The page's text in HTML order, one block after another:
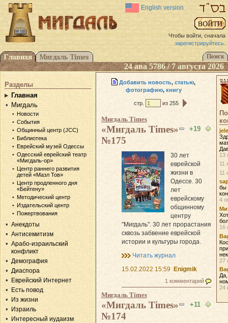
English version
Чтобы войти, сначала
зарегистрируйтесь.
24 ава 5786 / 7 августа 2026
Разделы
Главная
Мигдаль
Новости
События
Общинный центр (JCC)
Библиотека
Еврейский музей Одессы
Одесский еврейский театр
«Мигдаль-ор»
Центр раннего развития
детей «Мазл Тов»
Центр продленного дня
«Бейтену»
Методический центр
Издательский центр
Пожертвования
Анекдоты
Антисемитизм
Арабо-израильский
конфликт
Демография
Диаспора
Еврейский Интернет
Есть повод
Из жизни
Израиль
Интересный иудаизм
Добавить новость,статью,
фотографию, книгу
стр. из 255
Мигдаль Times
+19
«Мигдаль Times»
№175
30 лет
еврейской
жизни в
Одессе. 30
лет
еврейскому
общинному
центру
"Мигдаль". 30 лет прорастания
сквозь забвение еврейской
истории и культуры города.
Читать журнал
15.02.2022 15:59 Enigmik
1 комментарий
Мигдаль Times
+11
«Мигдаль Times»
№174
13
11
11
бы
4
16
27
24